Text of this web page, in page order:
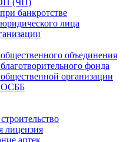
(ЧП)
банкротстве
лица
объединения
фонда
организации
ОСББ
лицензия
аптек